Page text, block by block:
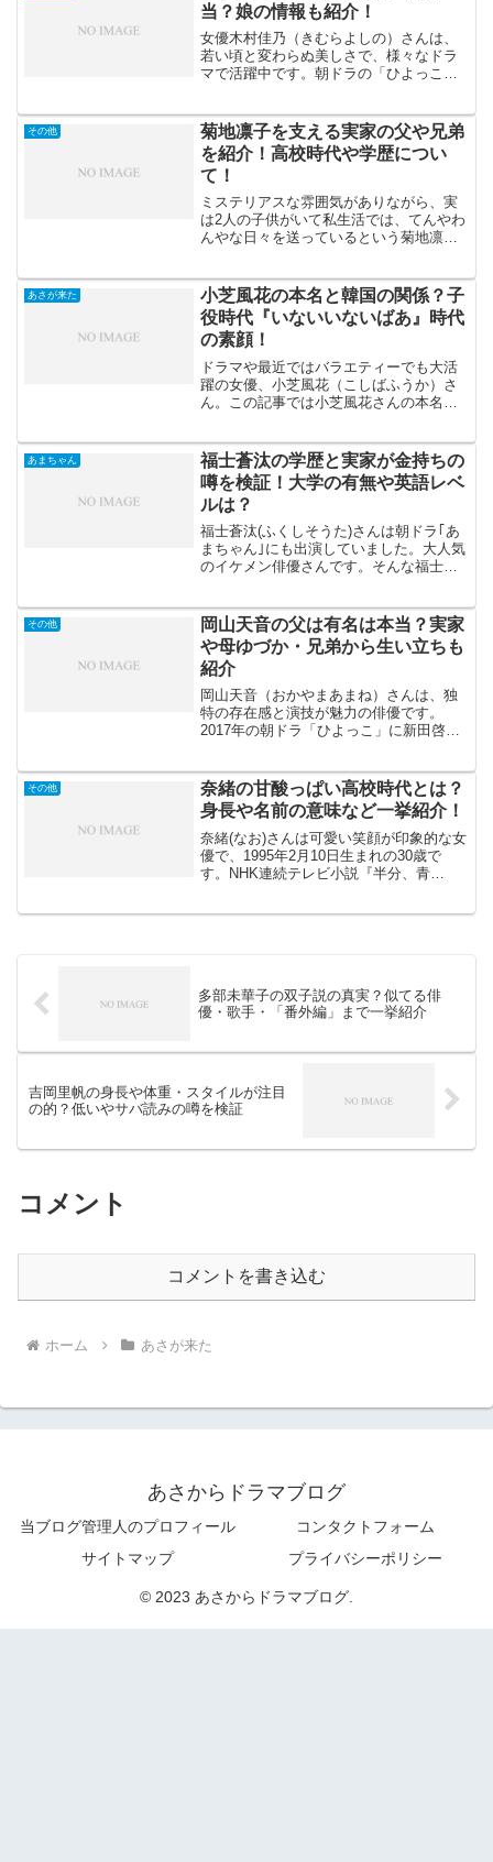
当？娘の情報も紹介！
女優木村佳乃（きむらよしの）さんは、
若い頃と変わらぬ美しさで、様々なドラ
マで活躍中です。朝ドラの「ひよっこ」
る朝ドラに4回も出演しているのは、さす
がですね。特に「ひよ...
その他
菊地凛子を支える実家の父や兄弟
を紹介！高校時代や学歴につい
て！
ミステリアスな雰囲気がありながら、実
は2人の子供がいて私生活では、てんやわ
んやな日々を送っているという菊地凛子
田りつ子役を演じた際に大きな反響があ
りましたが、今回の朝ド...
あさが来た
小芝風花の本名と韓国の関係？子
役時代『いないいないばあ』時代
の素顔！
ドラマや最近ではバラエティーでも大活
躍の女優、小芝風花（こしばふうか）さ
ん。この記事では小芝風花さんの本名や
それは本当なのかも詳しくお伝えしま
す。とても可愛らしい小芝風...
あまちゃん
福士蒼汰の学歴と実家が金持ちの
噂を検証！大学の有無や英語レベ
ルは？
福士蒼汰(ふくしそうた)さんは朝ドラ｢あ
まちゃん｣にも出演していました。大人気
のイケメン俳優さんです。そんな福士蒼
ても調べてみたいと思います。そして、
実家が金持ちという...
その他
岡山天音の父は有名は本当？実家
や母ゆづか・兄弟から生い立ちも
紹介
岡山天音（おかやまあまね）さんは、独
特の存在感と演技が魅力の俳優です。
2017年の朝ドラ「ひよっこ」に新田啓輔
ラは幅広い世代に愛されていることもあ
り、出演を目標にしてい...
その他
奈緒の甘酸っぱい高校時代とは？
身長や名前の意味など一挙紹介！
奈緒(なお)さんは可愛い笑顔が印象的な女
優で、1995年2月10日生まれの30歳で
す。NHK連続テレビ小説『半分、青
多部未華子の双子説の真実？似てる俳
優・歌手・「番外編」まで一挙紹介
吉岡里帆の身長や体重・スタイルが注目
の的？低いやサバ読みの噂を検証
コメント
コメントを書き込む
ホーム あさが来た
あさからドラマブログ
当ブログ管理人のプロフィール
コンタクトフォーム
サイトマップ
プライバシーポリシー
© 2023 あさからドラマブログ.